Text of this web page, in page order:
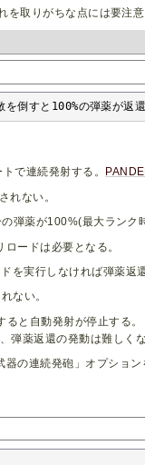
取りがちな点には要注意
倒すと100%の弾薬が返還
で連続発射する。
れない。
弾薬が100%(最大ランク
ードは必要となる。
を実行しなければ弾薬返
ない。
と自動発射が停止する。
弾薬返還の発動は難しくな
の連続発砲」オプショ